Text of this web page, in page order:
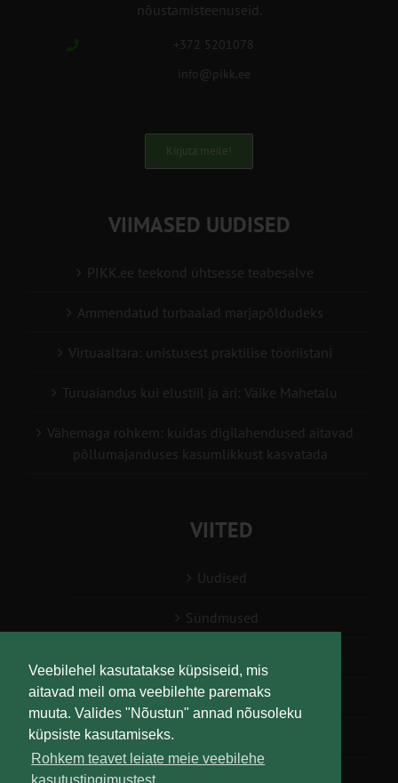
Veebilehel kasutatakse küpsiseid, mis
aitavad meil oma veebilehte paremaks
muuta. Valides "Nõustun" annad nõusoleku
küpsiste kasutamiseks.
Rohkem teavet leiate meie veebilehe
nõustamisteenuseid.
+372 5201078
info@pikk.ee
Kirjuta meile!
VIIMASED UUDISED
PIKK.ee teekond ühtsesse teabesalve
Ammendatud turbaalad marjapõldudeks
Virtuaaltara: unistusest praktilise tööriistani
Turuaiandus kui elustiil ja äri: Väike Mahetalu
Vähemaga rohkem: kuidas digilahendused aitavad
põllumajanduses kasumlikkust kasvatada
VIITED
Uudised
Sündmused
Teabesalv
Liitu uudiskirjaga